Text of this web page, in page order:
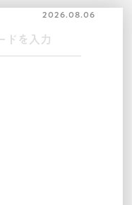
2026.08.06